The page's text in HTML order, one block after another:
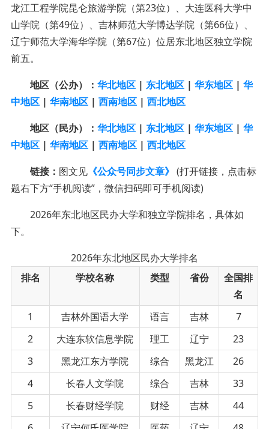
龙江工程学院昆仑旅游学院（第23位）、大连医科大学中
山学院（第49位）、吉林师范大学博达学院（第66位）、
辽宁师范大学海华学院（第67位）位居东北地区独立学院
前五。
地区（公办）： 华北地区| 东北地区| 华东地区| 华
中地区| 华南地区| 西南地区| 西北地区
地区（民办）： 华北地区| 东北地区| 华东地区| 华
中地区| 华南地区| 西南地区| 西北地区
链接： 图文见《公众号同步文章》 (打开链接，点击标
题右下方“手机阅读”，微信扫码即可手机阅读)
2026年东北地区民办大学和独立学院排名，具体如
下。
2026年东北地区民办大学排名
排名
学校名称 类型 省份
全国排
名
1
吉林外国语大学 语言 吉林
7
2
大连东软信息学院 理工 辽宁
23
3
黑龙江东方学院 综合 黑龙江
26
4
长春人文学院 综合 吉林
33
5
长春财经学院 财经 吉林
44